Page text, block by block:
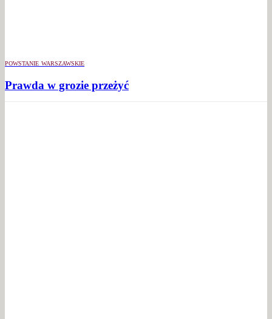
POWSTANIE WARSZAWSKIE
Prawda w grozie przeżyć